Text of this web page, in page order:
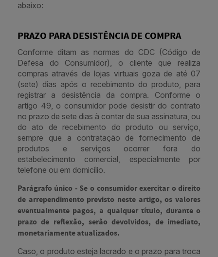
abaixo:
PRAZO PARA DESISTÊNCIA DE COMPRA
Conforme ditam as normas do CDC (Código de
Defesa do Consumidor), o cliente que realiza
compras através de lojas virtuais goza de até 07
(sete) dias após o recebimento do produto, para
registrar a desistência da compra. Conforme o
artigo 49, o consumidor pode desistir do contrato
no prazo de sete dias à contar de sua assinatura, ou
do ato de recebimento do produto ou serviço,
sempre que a contratação de fornecimento de
produtos e serviços ocorrer fora do
estabelecimento comercial, especialmente por
telefone ou em domicílio.
Parágrafo único - Se o consumidor exercitar o direito
de arrependimento previsto neste artigo, os valores
eventualmente pagos, a qualquer título, durante o
prazo de reflexão, serão devolvidos, de imediato,
monetariamente atualizados.
Caso, o produto esteja lacrado e o prazo para troca